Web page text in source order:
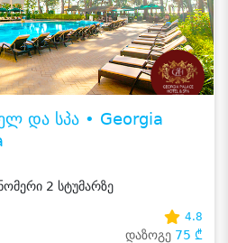
და სპა • Georgia
2 სტუმარზე
4.8
დაზოგე 75 ₾